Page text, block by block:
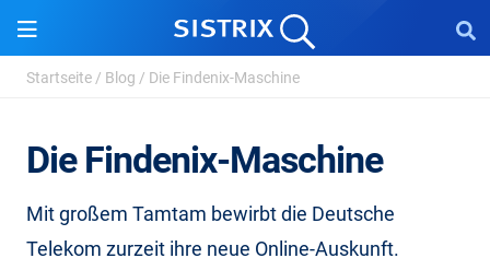
Startseite / Blog / Die Findenix-Maschine
Die Findenix-Maschine
Mit großem Tamtam bewirbt die Deutsche
Telekom zurzeit ihre neue Online-Auskunft.